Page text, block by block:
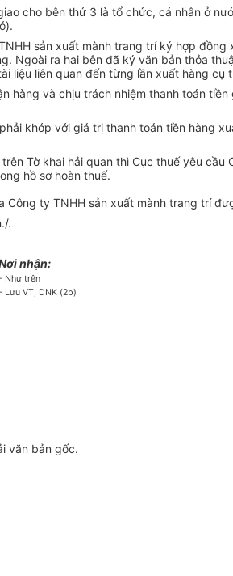
cho bên thứ 3 là tổ chức, cá nhân ở
sản xuất mành trang trí ký hợp
Ngoài ra hai bên đã ký văn bản thỏa
liệu liên quan đến từng lần xuất hàng
hàng và chịu trách nhiệm thanh toán
khớp với giá trị thanh toán tiền hàng
Tờ khai hải quan thì Cục thuế yêu
hồ sơ hoàn thuế.
ty TNHH sản xuất mành trang trí
.
nhận:
Như trên
Lưu VT, DNK (2b)
văn bản gốc.